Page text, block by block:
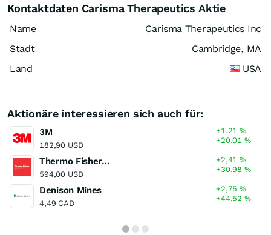
Kontaktdaten Carisma Therapeutics Aktie
Name
Carisma Therapeutics Inc
Stadt
Cambridge, MA
Land
USA
Aktionäre interessieren sich auch für:
3M
182,90 USD
+1,21%
+20,01%
Thermo Fisher Scientific
594,00 USD
+2,41%
+30,98%
Denison Mines
4,49 CAD
+2,75%
+44,52%